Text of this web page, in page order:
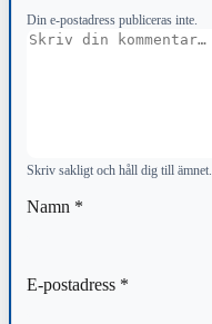
Din e-postadress publiceras inte.
Kommentar
Skriv sakligt och håll dig till ämnet.
Namn *
E-postadress *